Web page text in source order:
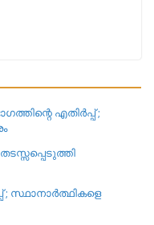
എതിർപ്പ് ;
; സ്ഥാനാർത്ഥികളെ